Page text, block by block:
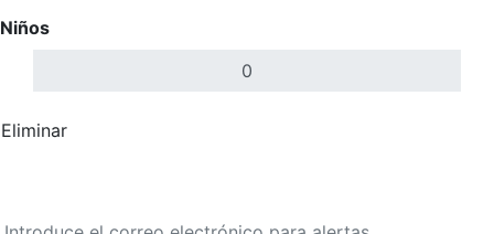
Niños
Eliminar